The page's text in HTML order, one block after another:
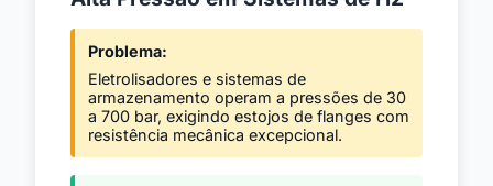
Problema:
Eletrolisadores e sistemas de
armazenamento operam a pressões de 30
a 700 bar, exigindo estojos de flanges com
resistência mecânica excepcional.